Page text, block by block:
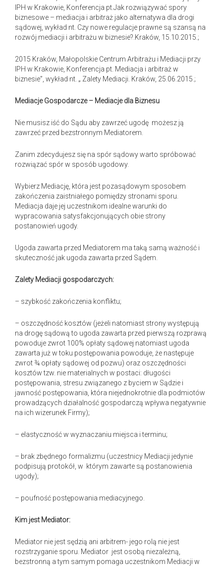
IPH w Krakowie, Konferencja pt.Jak rozwiązywać spory
biznesowe – mediacja i arbitraż jako alternatywa dla drogi
sądowej, wykład nt. Czy nowe regulacje prawne są szansą na
rozwój mediacji i arbitrażu w biznesie?.Kraków, 15.10.2015.;
2015 Kraków, Małopolskie Centrum Arbitrażu i Mediacji przy
IPH w Krakowie, Konferencja pt. Mediacja i arbitraż w
biznesie”, wykład nt. „ Zalety Mediacji. Kraków, 25.06.2015.;
Mediacje Gospodarcze – Mediacje dla Biznesu
Nie musisz iść do Sądu aby zawrzeć ugodę możesz ją
zawrzeć przed bezstronnym Mediatorem.
Zanim zdecydujesz się na spór sądowy warto spróbować
rozwiązać spór w sposób ugodowy.
Wybierz Mediację, która jest pozasądowym sposobem
zakończenia zaistniałego pomiędzy stronami sporu.
Mediacja daje jej uczestnikom idealne warunki do
wypracowania satysfakcjonujących obie strony
postanowień ugody.
Ugoda zawarta przed Mediatorem ma taką samą ważność i
skuteczność jak ugoda zawarta przed Sądem.
Zalety Mediacji gospodarczych:
– szybkość zakończenia konfliktu;
– oszczędność kosztów (jeżeli natomiast strony występują
na drogę sądową to ugoda zawarta przed pierwszą rozprawą
powoduje zwrot 100% opłaty sądowej natomiast ugoda
zawarta już w toku postępowania powoduje, że następuje
zwrot ¾ opłaty sądowej od pozwu) oraz oszczędności
kosztów tzw. nie materialnych w postaci: długości
postępowania, stresu związanego z byciem w Sądzie i
jawność postępowania, która niejednokrotnie dla podmiotów
prowadzących działalność gospodarczą wpływa negatywnie
na ich wizerunek Firmy);
– elastyczność w wyznaczaniu miejsca i terminu;
– brak zbędnego formalizmu (uczestnicy Mediacji jedynie
podpisują protokół, w którym zawarte są postanowienia
ugody);
– poufność postępowania mediacyjnego.
Kim jest Mediator:
Mediator nie jest sędzią ani arbitrem- jego rolą nie jest
rozstrzyganie sporu. Mediator jest osobą niezależną,
bezstronną a tym samym pomaga uczestnikom Mediacji w